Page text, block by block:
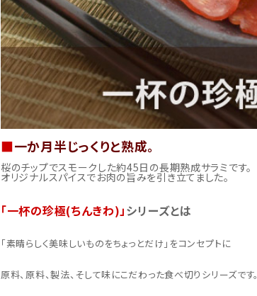
■一か月半じっくりと熟成。
桜のチップでスモークした約45日の長期熟成サラミです。
オリジナルスパイスでお肉の旨みを引き立てました。
「一杯の珍極(ちんきわ)」シリーズとは
「素晴らしく美味しいものをちょっとだけ」をコンセプトに
原料、原料、製法、そして味にこだわった食べ切りシリーズです。